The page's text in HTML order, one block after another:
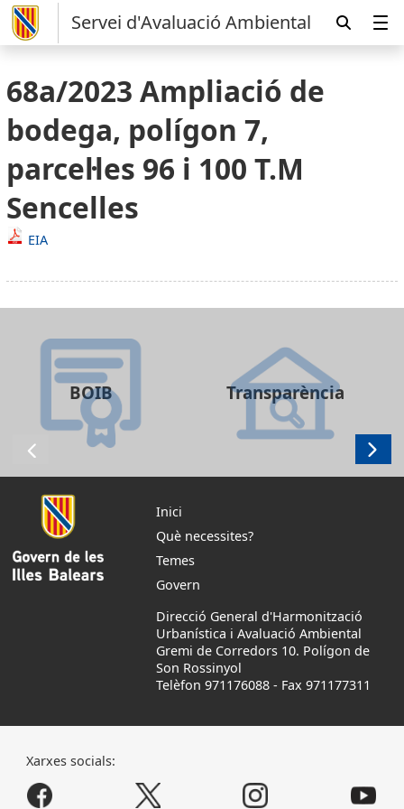
Servei d'Avaluació Ambiental
68a/2023 Ampliació de
bodega, polígon 7,
parcel·les 96 i 100 T.M
Sencelles
EIA
BOIB Transparència
Inici
Què necessites?
Temes
Govern
Direcció General d'Harmonització
Urbanística i Avaluació Ambiental
Gremi de Corredors 10. Polígon de
Son Rossinyol
Telèfon 971176088 - Fax 971177311
Xarxes socials: